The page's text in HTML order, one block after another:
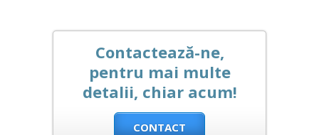
Contactează-ne,
pentru mai multe
detalii, chiar acum!
CONTACT